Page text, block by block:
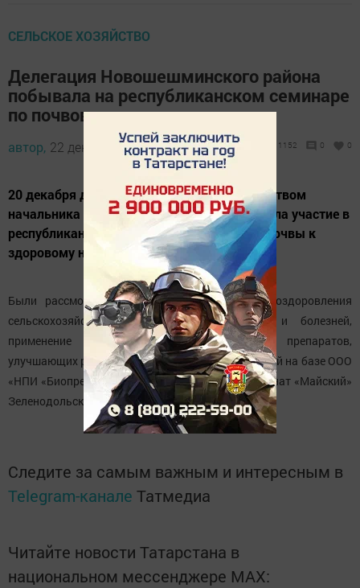
СЕЛЬСКОЕ ХОЗЯЙСТВО
Делегация Новошешминского района
побывала на республиканском семинаре
по почвоведению
автор, 22 декабря 2017 - 06:19 1152 0 0
20 декабря делегация района под руководством
начальника УСХ и П Л.Е. Богомолова приняла участие в
республиканском семинаре «От здоровой почвы к
здоровому населению!»
Были рассмотрены многочисленные вопросы оздоровления
сельскохозяйственных почв от вредителей и болезней,
применение на практике биологических препаратов,
улучшающих рост и развитие культурных растений на базе ООО
«НПИ «Биопрепараты» и ООО «Тепличный комбинат «Майский»
Зеленодольского муниципального района.
Следите за самым важным и интересным в
Telegram-канале Татмедиа
Читайте новости Татарстана в
национальном мессенджере MАХ: